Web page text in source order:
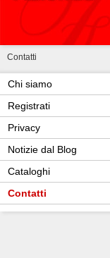
Contatti
Chi siamo
Registrati
Privacy
Notizie dal Blog
Cataloghi
Contatti